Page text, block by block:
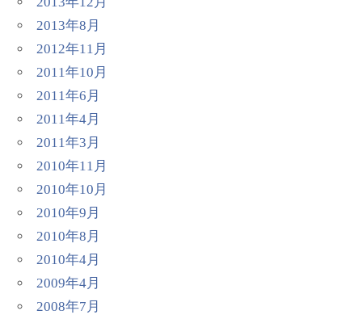
2013年8月
2012年11月
2011年10月
2011年6月
2011年4月
2011年3月
2010年11月
2010年10月
2010年9月
2010年8月
2010年4月
2009年4月
2008年7月